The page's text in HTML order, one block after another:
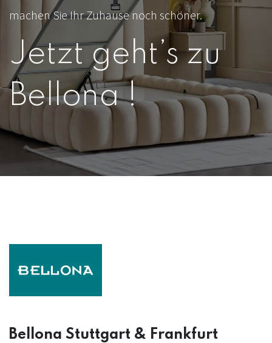
machen Sie Ihr Zuhause noch schöner.
Jetzt geht’s zu
Bellona !
Bellona Stuttgart & Frankfurt